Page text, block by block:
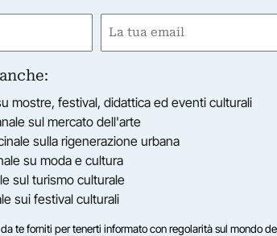
Email
mostre, festival, didattica ed eventi culturali
sul mercato dell'arte
sulla rigenerazione urbana
su moda e cultura
sul turismo culturale
sui festival culturali
te forniti per tenerti informato con regolarità sul mondo